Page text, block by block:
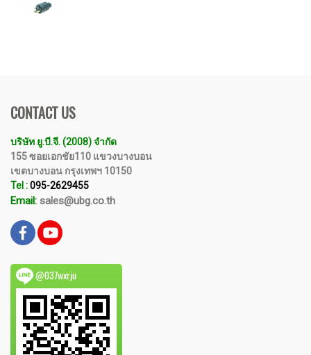
CONTACT US
บริษัท ยู.บี.จี. (2008) จำกัด
155 ซอยเอกชัย110 แขวงบางบอน
เขตบางบอน กรุงเทพฯ 10150
Tel :095-2629455
Email: sales@ubg.co.th
@037wxrju